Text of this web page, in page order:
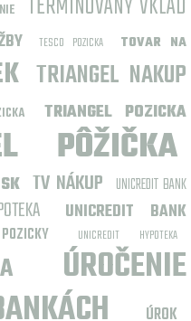
TESCO POZICKA
TOVAR NA
TRIANGEL NAKUP
TRIANGEL POZICKA
PÔŽIČKA
TV NÁKUP
UNICREDIT BANK
UNICREDIT BANK
UNICREDIT HYPOTEKA
ÚROČENIE
ÚROK